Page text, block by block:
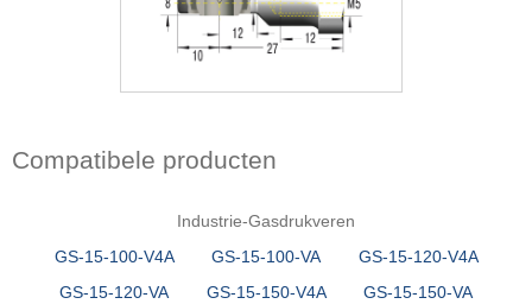
Compatibele producten
Industrie-Gasdrukveren
GS-15-100-V4A
GS-15-100-VA
GS-15-120-V4A
GS-15-120-VA
GS-15-150-V4A
GS-15-150-VA